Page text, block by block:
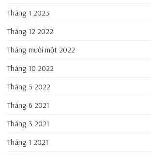
Tháng 1 2023
Tháng 12 2022
Tháng mười một 2022
Tháng 10 2022
Tháng 5 2022
Tháng 6 2021
Tháng 3 2021
Tháng 1 2021